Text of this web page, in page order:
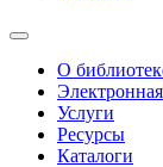
О
Услуги
Ресурсы
Каталоги